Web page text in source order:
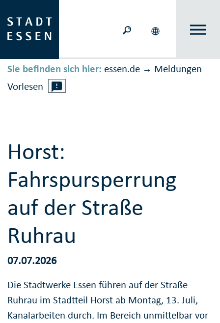
Sie befinden sich hier: essen.de → Meldungen
Vorlesen
Horst:
Fahrspursperrung
auf der Straße
Ruhrau
07.07.2026
Die Stadtwerke Essen führen auf der Straße
Ruhrau im Stadtteil Horst ab Montag, 13. Juli,
Kanalarbeiten durch. Im Bereich unmittelbar vor